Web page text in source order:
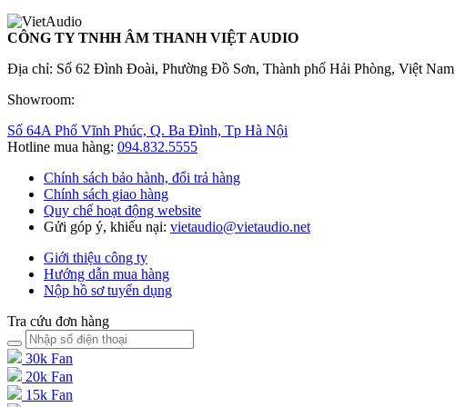
CÔNG TY TNHH ÂM THANH VIỆT AUDIO
Địa chỉ: Số 62 Đình Đoài, Phường Đồ Sơn, Thành phố Hải Phòng, Việt Nam
Showroom:
Số 64A Phố Vĩnh Phúc, Q. Ba Đình, Tp Hà Nội
Hotline mua hàng: 094.832.5555
Chính sách bảo hành, đổi trả hàng
Chính sách giao hàng
Quy chế hoạt động website
Gửi góp ý, khiếu nại: vietaudio@vietaudio.net
Giới thiệu công ty
Hướng dẫn mua hàng
Nộp hồ sơ tuyển dụng
Tra cứu đơn hàng
30k Fan
20k Fan
15k Fan